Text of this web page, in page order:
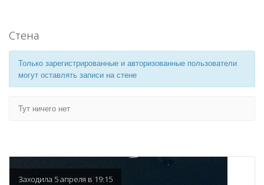
Стена
Только зарегистрированные и авторизованные пользователи
могут оставлять записи на стене
Тут ничего нет
Заходила 5 апреля в 19:15